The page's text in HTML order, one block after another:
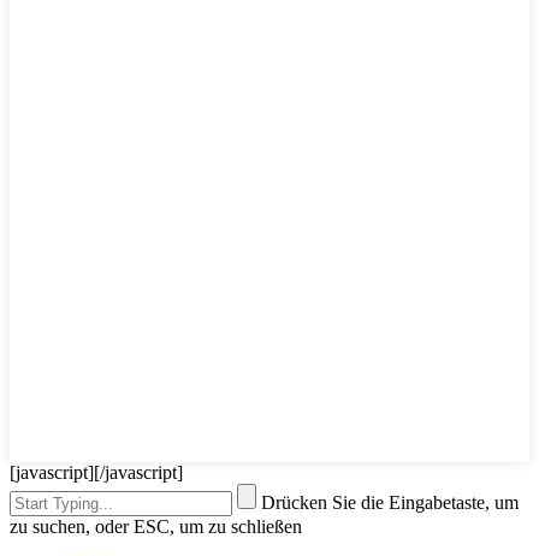
[javascript][/javascript]
Drücken Sie die Eingabetaste, um
zu suchen, oder ESC, um zu schließen